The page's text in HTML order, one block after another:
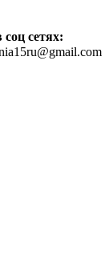
сетях: